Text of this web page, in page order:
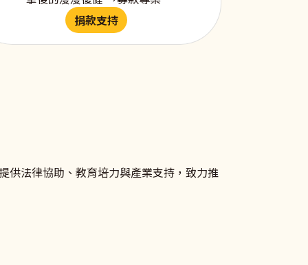
捐款支持
供法律協助、教育培力與產業支持，致力推